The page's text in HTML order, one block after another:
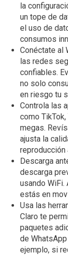
la
un tope de
el uso de
consumos
Conéctate al
las redes
confiables.
no solo
en riesgo tu
Controla las
como
megas.
ajusta la
reproducción
Descarga
descarga
usando
estás en
Usa las
Claro te
paquetes
de
ejemplo, si